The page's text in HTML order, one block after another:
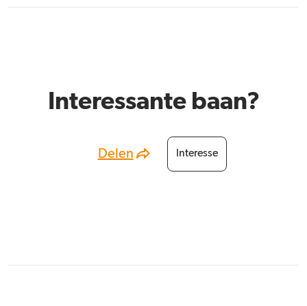
Interessante baan?
Delen Interesse